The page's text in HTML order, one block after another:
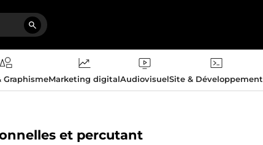
GraphismeMarketing digitalAudiovisuelSite & Développement
et percutant